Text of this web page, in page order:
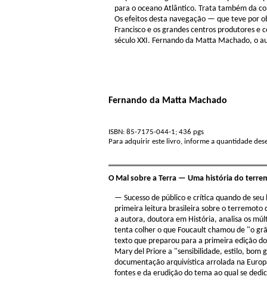
para o oceano Atlântico. Trata também da
Os efeitos desta navegação — que teve por
Francisco e os grandes centros produtores
século XXI. Fernando da Matta Machado, o
Fernando da Matta Machado
ISBN: 85-7175-044-1; 436 pgs
Para adquirir este livro, informe a quantidade
O Mal sobre a Terra — Uma história do
— Sucesso de público e crítica quando de
primeira leitura brasileira sobre o terremoto
a autora, doutora em História, analisa os
tenta colher o que Foucault chamou de "o
texto que preparou para a primeira edição
Mary del Priore a "sensibilidade, estilo, bom
documentação arquivística arrolada na
fontes e da erudição do tema ao qual se